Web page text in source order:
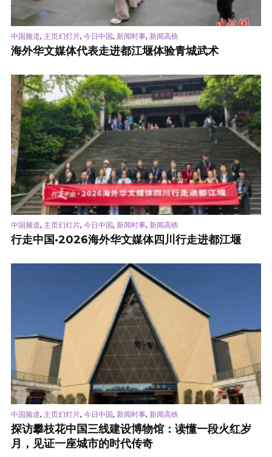
中国频道, 主页幻灯片, 今日中国, 新闻时事, 新闻高铁
海外华文媒体代表走进都江堰体验青城武术
中国频道, 主页幻灯片, 今日中国, 新闻时事, 新闻高铁
行走中国·2026海外华文媒体四川行走进都江堰
中国频道, 主页幻灯片, 今日中国, 新闻时事, 新闻高铁
探访攀枝花中国三线建设博物馆：读懂一段火红岁
月，见证一座城市的时代传奇